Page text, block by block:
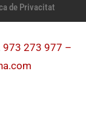
de Privacitat
973 273 977 –